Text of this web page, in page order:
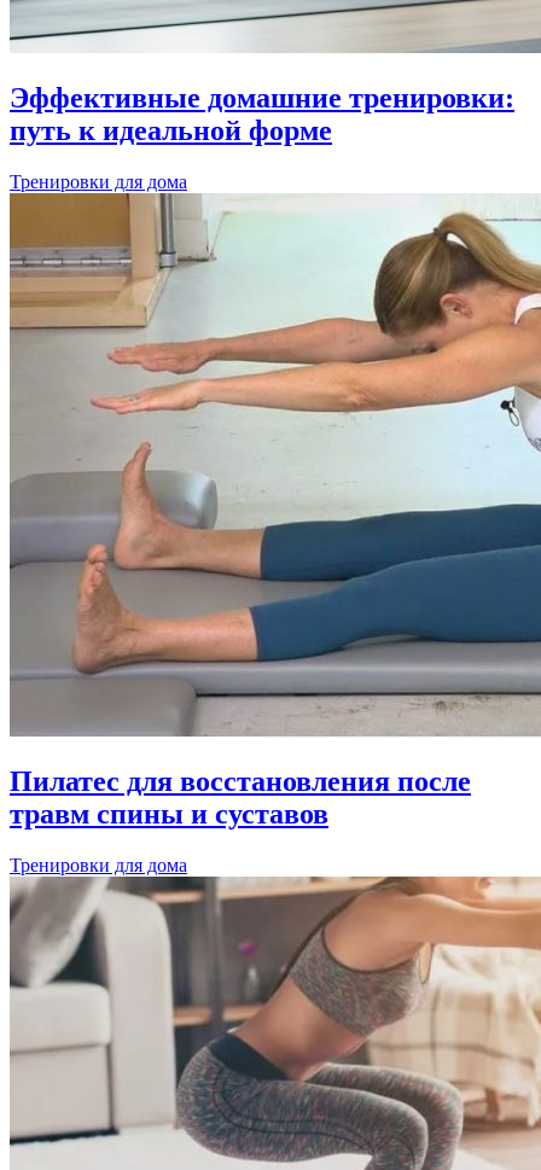
Эффективные домашние тренировки:
путь к идеальной форме
Тренировки для дома
Пилатес для восстановления после
травм спины и суставов
Тренировки для дома